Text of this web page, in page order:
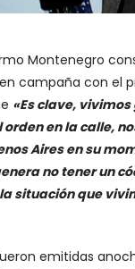
Montenegro
campaña con el
«Es clave,
orden en la calle,
Aires en su
no tener un
situación que
emitidas